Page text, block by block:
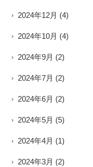
2024年12月 (4)
2024年10月 (4)
2024年9月 (2)
2024年7月 (2)
2024年6月 (2)
2024年5月 (5)
2024年4月 (1)
2024年3月 (2)